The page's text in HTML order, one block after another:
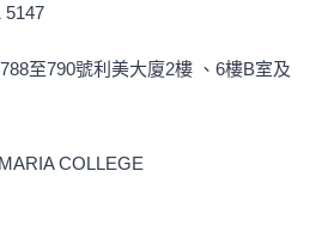
5147
至790號利美大廈2樓 、6樓B室及
COLLEGE